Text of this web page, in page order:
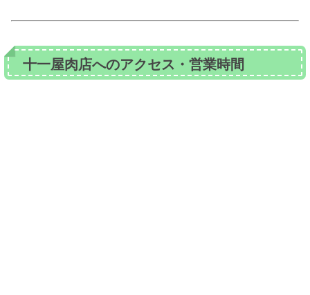
十一屋肉店へのアクセス・営業時間